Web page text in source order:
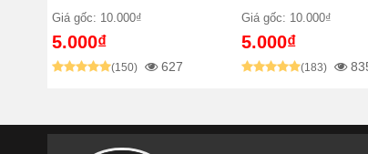
Giá gốc: 10.000₫
5.000₫
(150) 627
Giá gốc: 10.000₫
5.000₫
(183)